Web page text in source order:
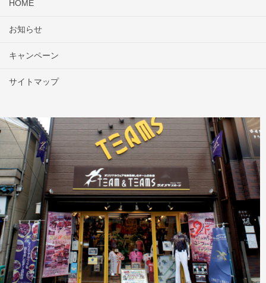
HOME
お知らせ
キャンペーン
サイトマップ